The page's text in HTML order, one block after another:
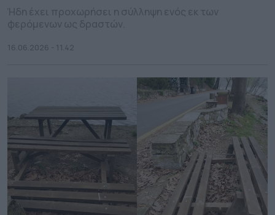
16.06.2026 - 11.42